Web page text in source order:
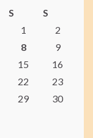
S
S
1
2
8
9
15
16
22
23
29
30